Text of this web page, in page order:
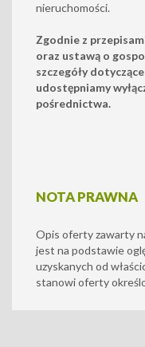
nieruchomości.
Zgodnie z
oraz ustawą o
szczegóły
udostępniamy
pośrednictwa.
NOTA PRAWNA
Opis oferty zawarty
jest na podstawie
uzyskanych od
stanowi oferty